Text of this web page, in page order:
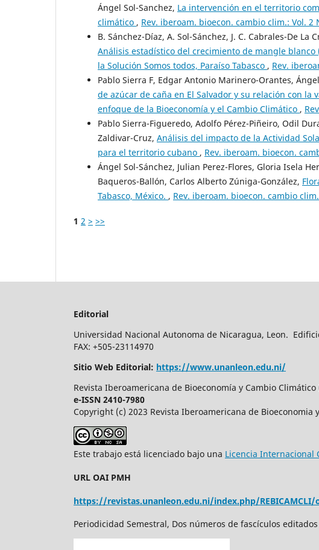
Ángel Sol-Sanchez, La intervención en el territorio
climático , Rev. iberoam. bioecon. cambio clim.: Vol. 2
B. Sánchez-Díaz, A. Sol-Sánchez, J. C. Cabrales-De
Análisis estadístico del crecimiento de mangle
la Solución Somos todos, Paraíso Tabasco , Rev.
Pablo Sierra F, Edgar Antonio Marinero-Orantes,
de azúcar de caña en El Salvador y su relación con
enfoque de la Bioeconomía y el Cambio Climático ,
Pablo Sierra-Figueredo, Adolfo Pérez-Piñeiro, Odil
Zaldivar-Cruz, Análisis del impacto de la Actividad
para el territorio cubano , Rev. iberoam. bioecon.
Ángel Sol-Sánchez, Julian Perez-Flores, Gloria Isela
Baqueros-Ballón, Carlos Alberto Zúniga-González,
Tabasco, México. , Rev. iberoam. bioecon. cambio
1 2 > >>
Editorial
Universidad Nacional Autonoma de Nicaragua, Leon.
FAX: +505-23114970
Sitio Web Editorial: https://www.unanleon.edu.ni/ Sitio
Revista Iberoamericana de Bioeconomía y Cambio
e-ISSN 2410-7980
Copyright (c) 2023 Revista Iberoamericana de Bioeconomia
Este trabajo está licenciado bajo una Licencia Internacional
URL OAI PMH
https://revistas.unanleon.edu.ni/index.php/REBICAMCLI/
Periodicidad Semestral, Dos números de fascículos